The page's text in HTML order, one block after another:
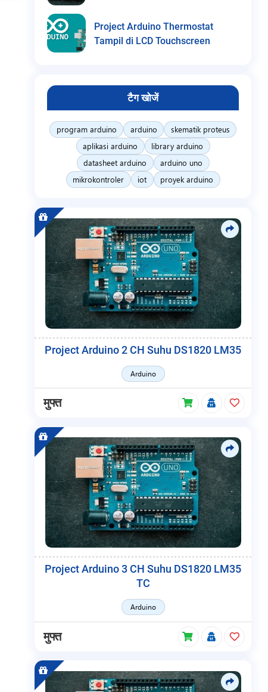
Project Arduino Thermostat
Tampil di LCD Touchscreen
टैग खोजें
program arduino arduino
skematik proteus
aplikasi arduino
library arduino
datasheet arduino
arduino uno
mikrokontroler
iot proyek arduino
Project Arduino 2 CH Suhu DS1820 LM35
Arduino
मुफ्त
Project Arduino 3 CH Suhu DS1820 LM35
TC
Arduino
मुफ्त